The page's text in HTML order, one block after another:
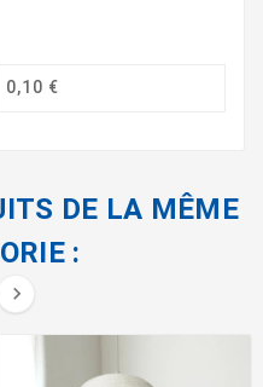
0,10 €
DE LA MÊME
:
